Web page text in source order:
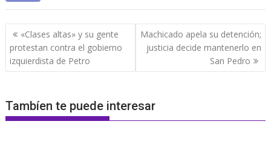
Navegación
de
entradas
«Clases altas» y su gente
protestan contra el gobierno
izquierdista de Petro
Machicado apela su detención;
justicia decide mantenerlo en
San Pedro
Tambíen te puede interesar